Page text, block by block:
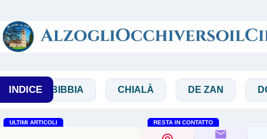
INDICE
BIBBIA CHIALÀ DE ZAN DOGLIO
ULTIMI ARTICOLI RESTA IN CONTATTO